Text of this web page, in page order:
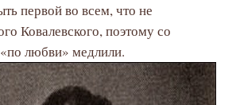
первой во всем, что не
Ковалевского, поэтому со
любви» медлили.